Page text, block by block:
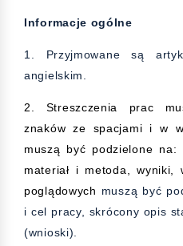
Informacje ogólne
1. Przyjmowane są
angielskim.
2. Streszczenia prac
znaków ze spacjami i w
muszą być podzielone
materiał i metoda, wyniki,
poglądowych muszą być
i cel pracy, skrócony opis
(wnioski).